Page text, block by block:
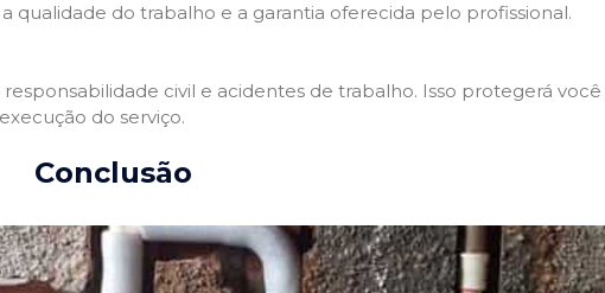
qualidade do trabalho e a garantia oferecida pelo profissional.
civil e acidentes de trabalho. Isso protegerá você
do serviço.
Conclusão